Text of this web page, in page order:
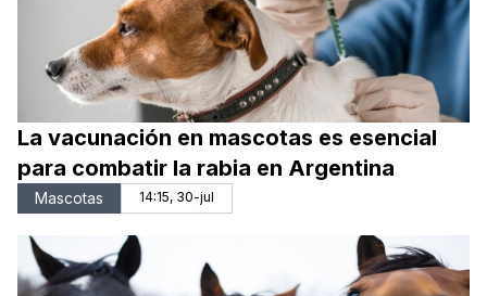
La vacunación en mascotas es esencial
para combatir la rabia en Argentina
Mascotas 14:15, 30-jul